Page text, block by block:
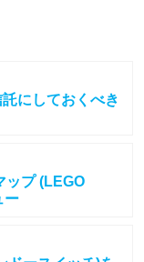
にしておくべき
ップ (LEGO
ー